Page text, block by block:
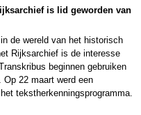
is lid geworden van
de wereld van het historisch
Rijksarchief is de interesse
beginnen gebruiken
22 maart werd een
tekstherkenningsprogramma.